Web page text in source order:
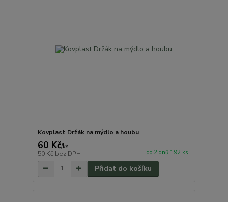
Kovplast Držák na mýdlo a houbu
60 Kč/ks
50 Kč bez DPH do 2 dnů 192 ks
Přidat do košíku